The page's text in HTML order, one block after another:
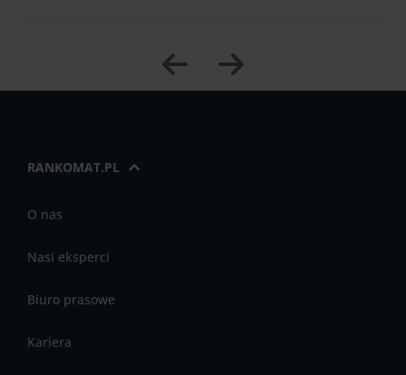
RANKOMAT.PL
O nas
Nasi eksperci
Biuro prasowe
Kariera